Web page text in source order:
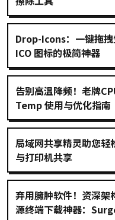
Drop-Icons：一键拖
ICO 图标的极简神器
告别高温降频！老牌
Temp 使用与优化指南
局域网共享精灵助您
与打印机共享
弃用臃肿软件！资深架
源终端下载神器：